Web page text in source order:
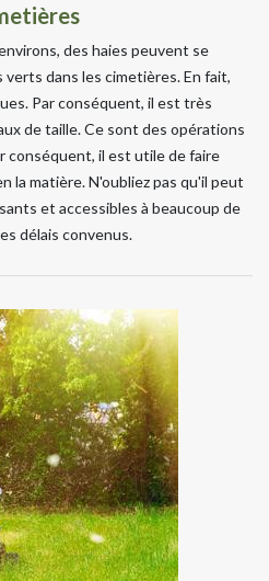
des haies peuvent se
dans les cimetières. En fait,
Par conséquent, il est très
de taille. Ce sont des opérations
conséquent, il est utile de faire
la matière. N'oubliez pas qu'il peut
et accessibles à beaucoup de
délais convenus.